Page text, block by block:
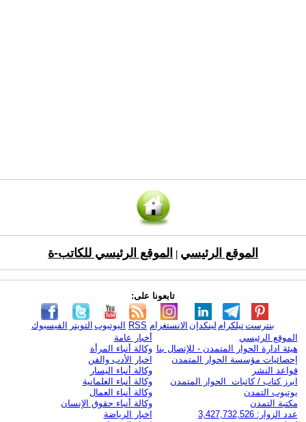
الموقع الرئيسي الموقع الرئيسي للكاتب-ة
تابعونا على:
الفيسبوك التويتر اليوتيوب RSS الانستغرام لينكدإن تيلكرامبنترست
الموقع الرئيسي
هيئة ادارة الحوار المتمدن - للإتصال بنا
إحصائيات مؤسسة الحوار المتمدن
قواعد النشر
ابرز كتاب / كاتبات الحوار المتمدن
يوتيوب التمدن
مكتبة التمدن
عدد الزوار: 3,427,732,526
أخبار عامة
وكالة أنباء المرأة
اخبار الأدب والفن
وكالة أنباء اليسار
وكالة أنباء العلمانية
وكالة أنباء العمال
وكالة أنباء حقوق الإنسان
اخبار الرياضة